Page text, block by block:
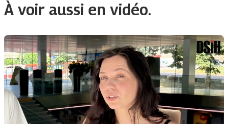
À voir aussi en vidéo.